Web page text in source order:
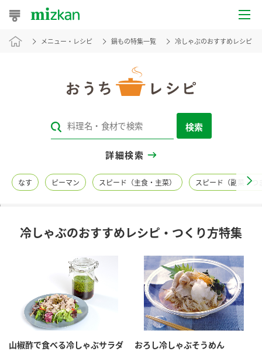
おうちレシピ
レシピカテゴリ一覧
レシピ名特集
商品情報
酢 調味酢
新商品一覧
キャンペーン情報
メニュー・レシピ 鍋もの特集一覧 冷しゃぶのおすすめレシピ・
検索
詳細検索
なす ピーマン スピード（主食・主菜） スピード（副菜・つ
冷しゃぶのおすすめレシピ・つくり方特集
山椒酢で食べる冷しゃぶサラダ おろし冷しゃぶそうめん